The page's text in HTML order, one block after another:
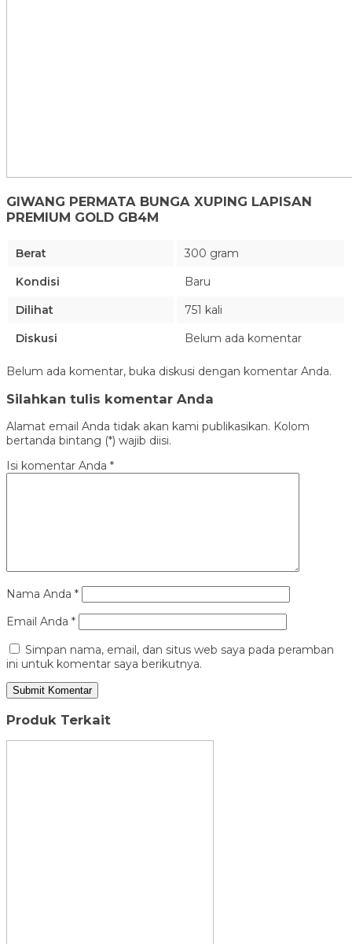
GIWANG PERMATA BUNGA XUPING LAPISAN
PREMIUM GOLD GB4M
Berat
300 gram
Kondisi
Baru
Dilihat
751 kali
Diskusi
Belum ada komentar
Belum ada komentar, buka diskusi dengan komentar Anda.
Silahkan tulis komentar Anda
Alamat email Anda tidak akan kami publikasikan. Kolom
bertanda bintang (*) wajib diisi.
Isi komentar Anda *
Nama Anda *
Email Anda *
Simpan nama, email, dan situs web saya pada peramban
ini untuk komentar saya berikutnya.
Produk Terkait